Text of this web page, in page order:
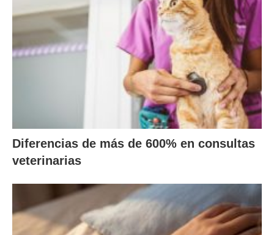
Diferencias de más de 600% en consultas
veterinarias